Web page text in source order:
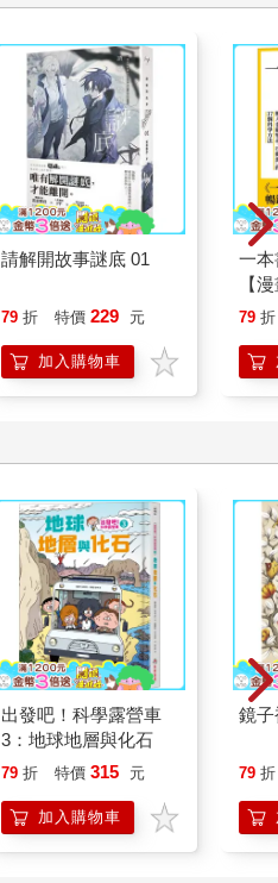
請解開故事謎底 01
79 折 特價 229 元
加入購物車
一
【
行
「
學方
79 折
出發吧！科學露營車
3：地球地層與化石
79 折 特價 315 元
加入購物車
鏡
79 折